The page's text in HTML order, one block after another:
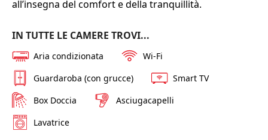
all’insegna del comfort e della tranquillità.
IN TUTTE LE CAMERE TROVI...
Aria condizionata
Wi-Fi
Guardaroba (con grucce)
Smart TV
Box Doccia
Asciugacapelli
Lavatrice